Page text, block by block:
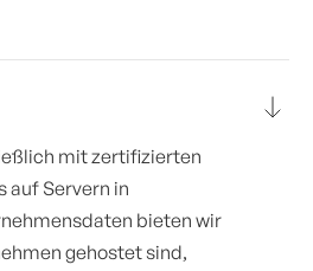
mit zertifizierten
auf Servern in
bieten wir
gehostet sind,